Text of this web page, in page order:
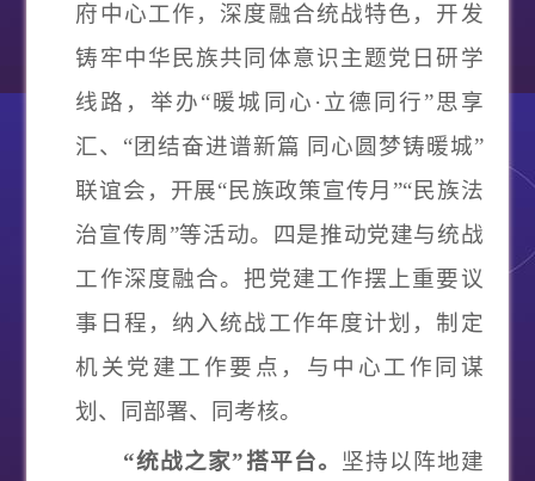
府中心工作，深度融合统战特色，开发
铸牢中华民族共同体意识主题党日研学
线路，举办“暖城同心·立德同行”思享
汇、“团结奋进谱新篇 同心圆梦铸暖城”
联谊会，开展“民族政策宣传月”“民族法
治宣传周”等活动。
四是推动党建与统战
工作深度融合。把党建工作摆上重要议
事日程，纳入统战工作年度计划，制定
机关党建工作要点，与中心工作同谋
划、同部署、同考核。
“统战之家”搭平台。
坚持以阵地建